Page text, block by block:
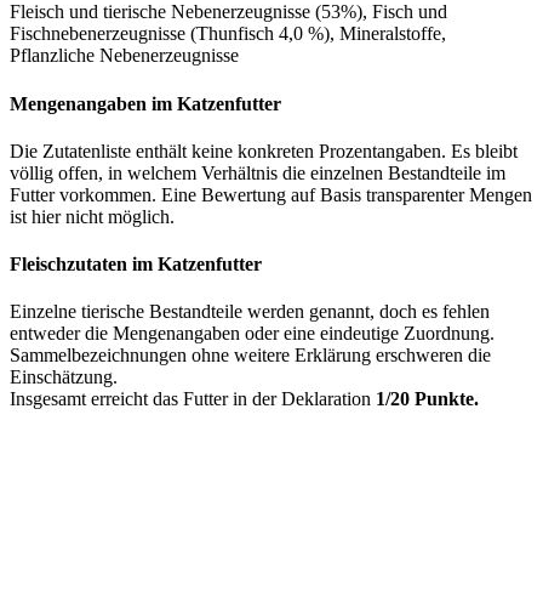
Fleisch und tierische Nebenerzeugnisse (53%), Fisch und
Fischnebenerzeugnisse (Thunfisch 4,0 %), Mineralstoffe,
Pflanzliche Nebenerzeugnisse
Mengenangaben im Katzenfutter
Die Zutatenliste enthält keine konkreten Prozentangaben. Es bleibt
völlig offen, in welchem Verhältnis die einzelnen Bestandteile im
Futter vorkommen. Eine Bewertung auf Basis transparenter Mengen
ist hier nicht möglich.
Fleischzutaten im Katzenfutter
Einzelne tierische Bestandteile werden genannt, doch es fehlen
entweder die Mengenangaben oder eine eindeutige Zuordnung.
Sammelbezeichnungen ohne weitere Erklärung erschweren die
Einschätzung.
Insgesamt erreicht das Futter in der Deklaration 1/20 Punkte.